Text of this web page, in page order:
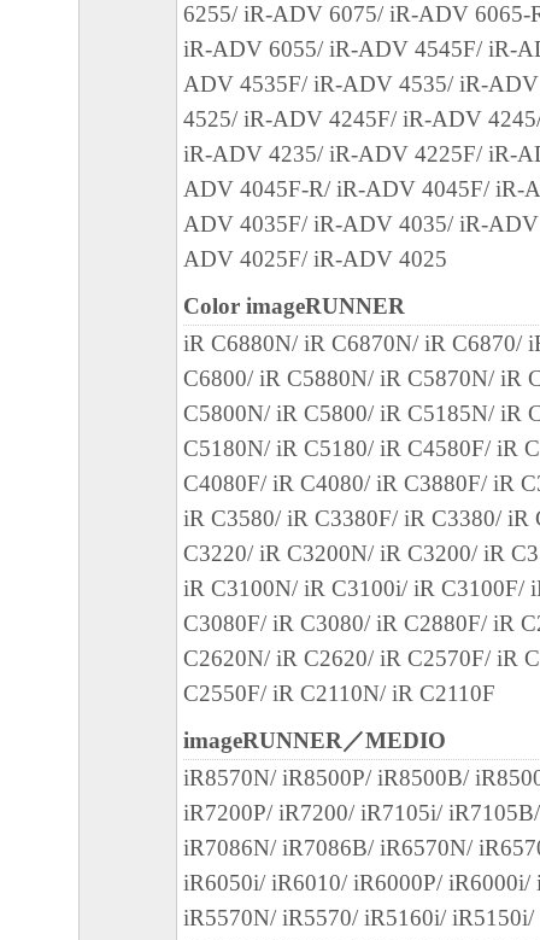
グラムをインストールする際にオペレーテ
との互換性に関する警告ウィンドウが表示
諾するものとします。
９．契約期間
(1) 本契約書は、お客様が、『同意』を示
クリックした時点、または「本ソフトウェ
時点で発効し、下記(2)または(3)により終
に存続します。
(2) お客様は、「本ソフトウェア」および
てを廃棄および消去することにより、本契
ることができます。
(3) お客様が本契約書のいずれかの条項に
契約書は直ちに終了します。
(4) お客様は、上記(3)によって本契約書が
やかに、「本ソフトウェア」およびその複
廃棄または消去するものとします。
(5) 上記にかかわらず、本契約書第2条、第
で、第8条第4項および第10条の規定は、
も効力を有します。
10．U.S. GOVERNMENT RESTRICTED
“米国政府エンドユーザー”とは、米国政府
を意味します。もしお客様が米国政府エン
る場合、以下の規定が適用されます ： The
"commercial item," as that term is defined at
1995), consisting of "commercial computer
6255/ iR-ADV 6075/ iR-ADV 6065-
iR-ADV 6055/ iR-ADV 4545F/ iR-
ADV 4535F/ iR-ADV 4535/ iR-
4525/ iR-ADV 4245F/ iR-ADV
iR-ADV 4235/ iR-ADV 4225F/ iR-
ADV 4045F-R/ iR-ADV 4045F/ iR-
ADV 4035F/ iR-ADV 4035/ iR-
ADV 4025F/ iR-ADV 4025
Color imageRUNNER
iR C6880N/ iR C6870N/ iR C6870/
C6800/ iR C5880N/ iR C5870N/ iR
C5800N/ iR C5800/ iR C5185N/ iR
C5180N/ iR C5180/ iR C4580F/ iR
C4080F/ iR C4080/ iR C3880F/ iR
iR C3580/ iR C3380F/ iR C3380/ iR
C3220/ iR C3200N/ iR C3200/ iR
iR C3100N/ iR C3100i/ iR C3100F/
C3080F/ iR C3080/ iR C2880F/ iR
C2620N/ iR C2620/ iR C2570F/ iR
C2550F/ iR C2110N/ iR C2110F
imageRUNNER／MEDIO
iR8570N/ iR8500P/ iR8500B/
iR7200P/ iR7200/ iR7105i/
iR7086N/ iR7086B/ iR6570N/
iR6050i/ iR6010/ iR6000P/ iR6000i/
iR5570N/ iR5570/ iR5160i/ iR5150i/